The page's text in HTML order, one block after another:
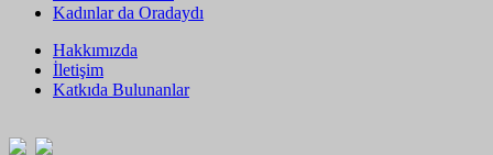
Kadınlar da Oradaydı
Hakkımızda
İletişim
Katkıda Bulunanlar